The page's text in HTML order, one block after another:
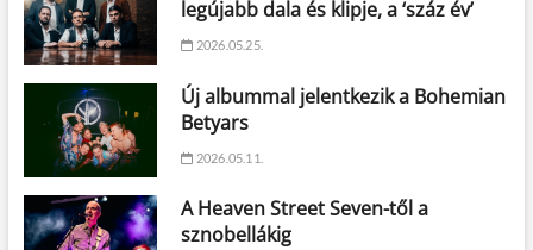
legújabb dala és klipje, a ‘száz év’
2026.05.25.
Új albummal jelentkezik a Bohemian
Betyars
2026.05.11.
A Heaven Street Seven-től a
sznobellákig